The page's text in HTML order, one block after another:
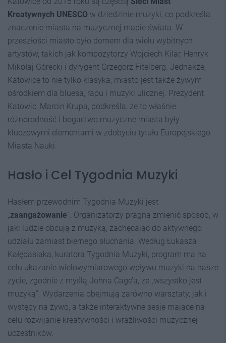
Kreatywnych UNESCO w dziedzinie muzyki, co podkreśla
znaczenie miasta na muzycznej mapie świata. W
przeszłości miasto było domem dla wielu wybitnych
artystów, takich jak kompozytorzy Wojciech Kilar, Henryk
Mikołaj Górecki i dyrygent Grzegorz Fitelberg. Jednakże,
Katowice to nie tylko klasyka; miasto jest także żywym
ośrodkiem dla bluesa, rapu i muzyki ulicznej. Prezydent
Katowic, Marcin Krupa, podkreśla, że to właśnie
różnorodność i bogactwo muzyczne miasta były
kluczowymi elementami w zdobyciu tytułu Europejskiego
Miasta Nauki.
Hasło i Cel Tygodnia Muzyki
Hasłem przewodnim Tygodnia Muzyki jest
„zaangażowanie”. Organizatorzy pragną zmienić sposób, w
jaki ludzie obcują z muzyką, zachęcając do aktywnego
udziału zamiast biernego słuchania. Według Łukasza
Kałębasiaka, kuratora Tygodnia Muzyki, program ma na
celu ukazanie wielowymiarowego wpływu muzyki na nasze
życie, zgodnie z myślą Johna Cage’a, że „wszystko jest
muzyką”. Wydarzenia obejmują zarówno warsztaty, jak i
występy na żywo, a także interaktywne sesje mające na
celu rozwijanie kreatywności i wrażliwości muzycznej
uczestników.